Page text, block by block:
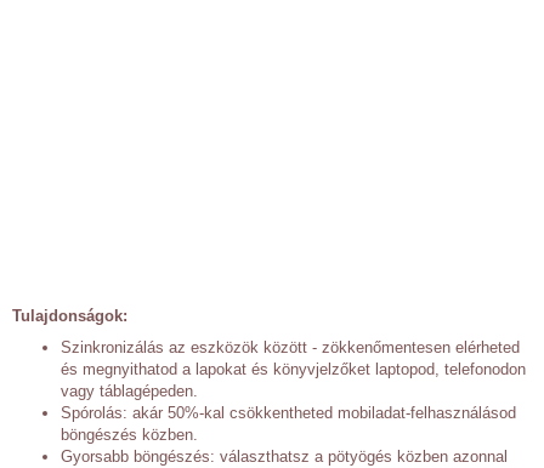
Tulajdonságok:
Szinkronizálás az eszközök között - zökkenőmentesen elérheted
és megnyithatod a lapokat és könyvjelzőket laptopod, telefonodon
vagy táblagépeden.
Spórolás: akár 50%-kal csökkentheted mobiladat-felhasználásod
böngészés közben.
Gyorsabb böngészés: választhatsz a pötyögés közben azonnal